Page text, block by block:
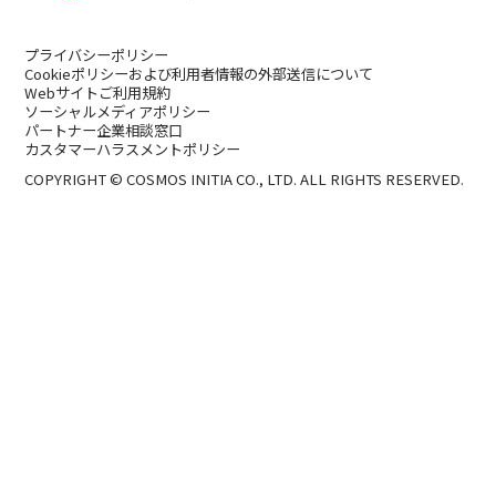
プライバシーポリシー
Cookieポリシーおよび利用者情報の外部送信について
Webサイトご利用規約
ソーシャルメディアポリシー
パートナー企業相談窓口
カスタマーハラスメントポリシー
COPYRIGHT © COSMOS INITIA CO., LTD. ALL RIGHTS RESERVED.